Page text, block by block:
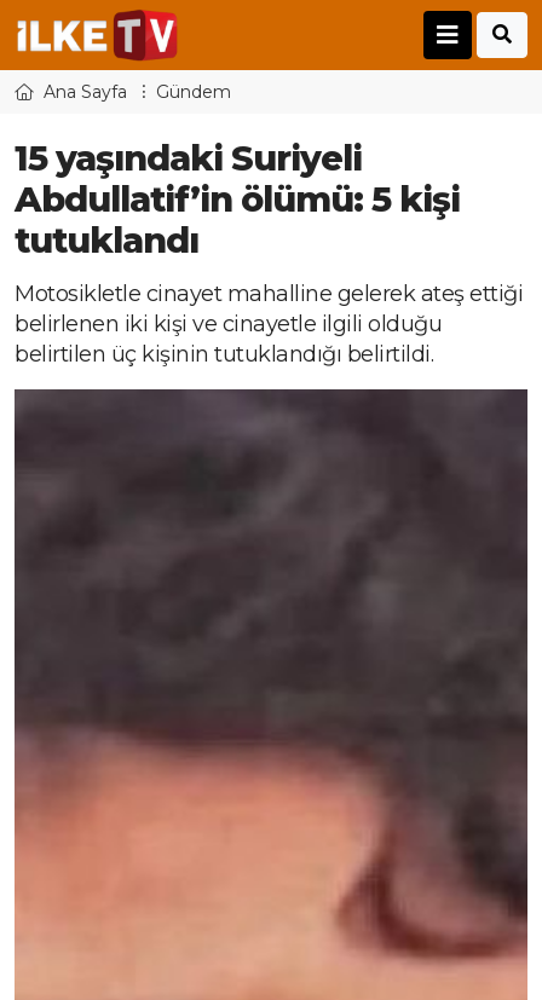
Ana Sayfa Gündem
15 yaşındaki Suriyeli
Abdullatif’in ölümü: 5 kişi
tutuklandı
Motosikletle cinayet mahalline gelerek ateş ettiği
belirlenen iki kişi ve cinayetle ilgili olduğu
belirtilen üç kişinin tutuklandığı belirtildi.